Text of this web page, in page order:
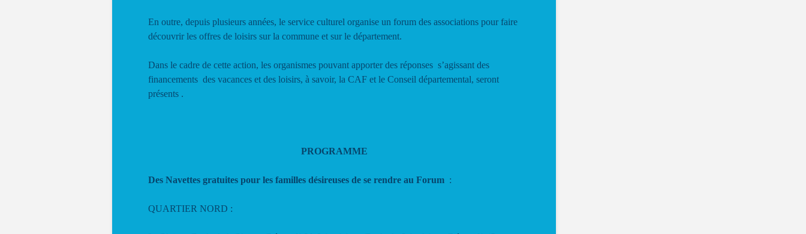
En outre, depuis plusieurs années, le service culturel organise un forum des associations pour faire
découvrir les offres de loisirs sur la commune et sur le département.
Dans le cadre de cette action, les organismes pouvant apporter des réponses s’agissant des
financements des vacances et des loisirs, à savoir, la CAF et le Conseil départemental, seront
présents .
PROGRAMME
Des Navettes gratuites pour les familles désireuses de se rendre au Forum :
QUARTIER NORD :